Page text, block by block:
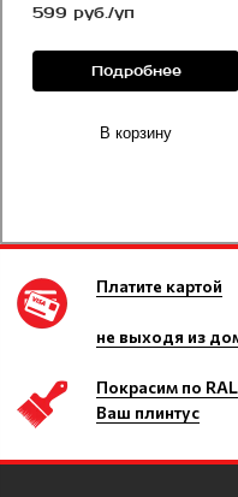
599 руб./уп
Подробнее
В корзину
Платите картой
не выходя из
Покрасим по RAL
Ваш плинтус